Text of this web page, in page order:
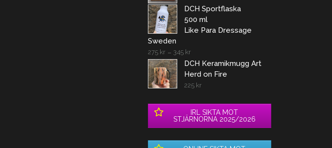
DCH Sportflaska
500 ml
Like Para Dressage
Sweden
275 kr– 345 kr
DCH Keramikmugg Art
Herd on Fire
225 kr
IRL SIKTA MOT
STJÄRNORNA 2025/2026